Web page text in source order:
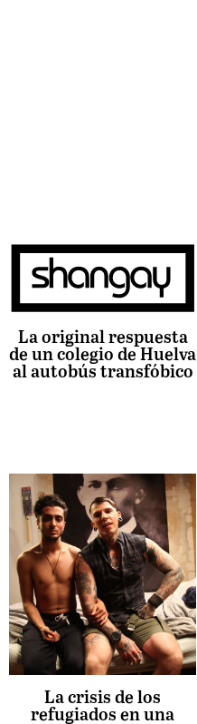
La original respuesta
de un colegio de Huelva
al autobús transfóbico
La crisis de los
refugiados en una